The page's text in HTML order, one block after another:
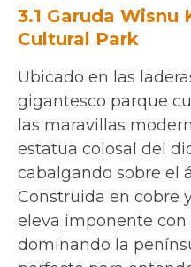
3.1 Garuda Wisnu
Cultural Park
Ubicado en las
gigantesco parque
las maravillas
estatua colosal del
cabalgando sobre el
Construida en cobre
eleva imponente con
dominando la